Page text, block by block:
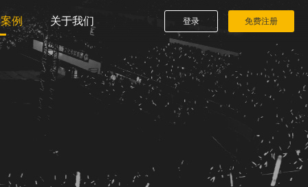
例 关于我们 登录 免费注册